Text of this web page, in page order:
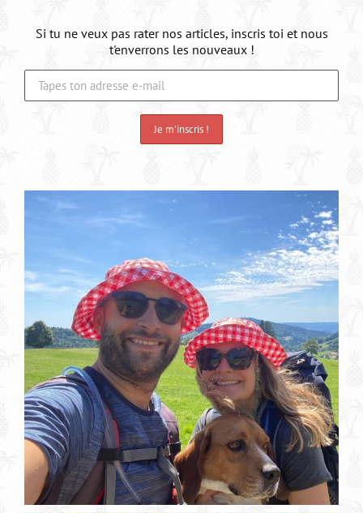
Si tu ne veux pas rater nos articles, inscris toi et nous
t'enverrons les nouveaux !